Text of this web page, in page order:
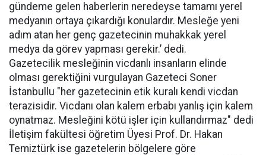
gündeme gelen haberlerin neredeyse tamamı yerel
medyanın ortaya çıkardığı konulardır. Mesleğe yeni
adım atan her genç gazetecinin muhakkak yerel
medya da görev yapması gerekir.’ dedi.
Gazetecilik mesleğinin vicdanlı insanların elinde
olması gerektiğini vurgulayan Gazeteci Soner
İstanbullu "her gazetecinin etik kuralı kendi vicdan
terazisidir. Vicdanı olan kalem erbabı yanlış için kalem
oynatmaz. Mesleğini kötü işler için kullandırmaz" dedi
İletişim fakültesi öğretim Üyesi Prof. Dr. Hakan
Temiztürk ise gazetelerin bölgelere göre